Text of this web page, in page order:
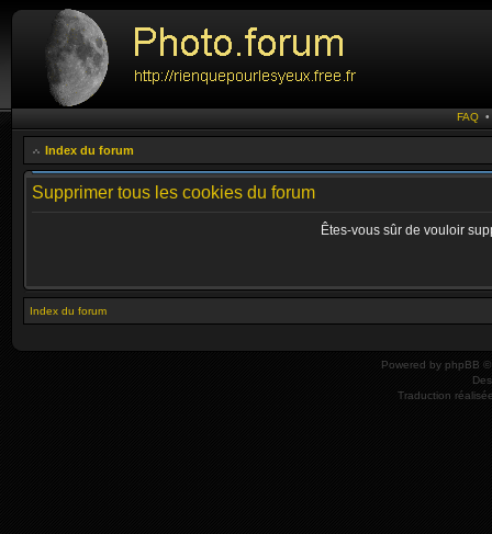
FAQ
Index du forum
Supprimer tous les cookies du forum
Êtes-vous sûr de vouloir
Index du forum
Powered by phpBB ©
Traduction